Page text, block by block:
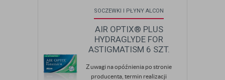
SOCZEWKI I PŁYNY ALCON
AIR OPTIX® PLUS
HYDRAGLYDE FOR
ASTIGMATISM 6 SZT.
Z uwagi na opóźnienia po stronie
producenta, termin realizacji